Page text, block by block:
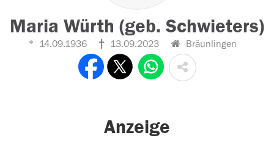
Maria Würth (geb. Schwieters)
14.09.1936 13.09.2023 Bräunlingen
Anzeige